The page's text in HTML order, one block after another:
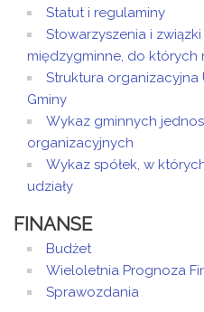
Statut i regulaminy
Stowarzyszenia i związki
międzygminne, do których
Struktura organizacyjna
Gminy
Wykaz gminnych
organizacyjnych
Wykaz spółek, w
udziały
FINANSE
Budżet
Wieloletnia Prognoza
Sprawozdania